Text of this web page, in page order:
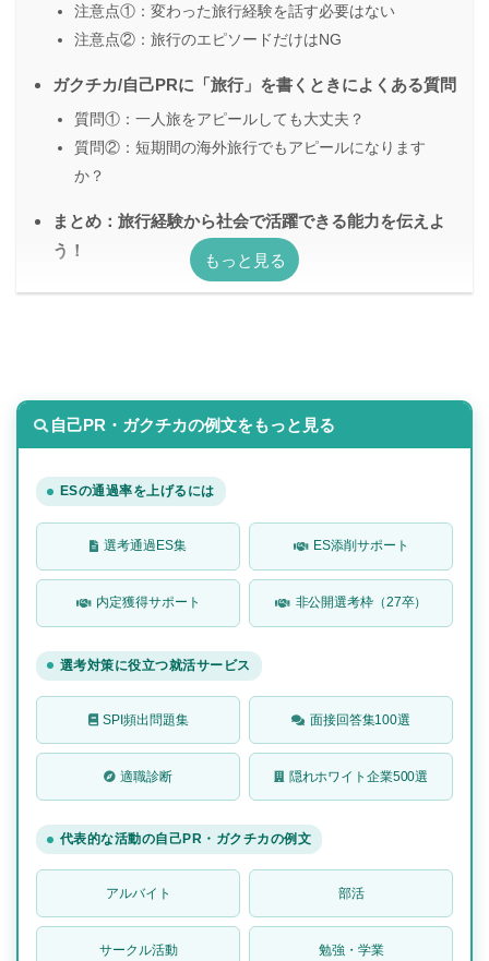
注意点①：変わった旅行経験を話す必要はない
注意点②：旅行のエピソードだけはNG
ガクチカ/自己PRに「旅行」を書くときによくある質問
質問①：一人旅をアピールしても大丈夫？
質問②：短期間の海外旅行でもアピールになります
か？
まとめ：旅行経験から社会で活躍できる能力を伝えよ
う！
自己PR・ガクチカの例文をもっと見る
ESの通過率を上げるには
選考通過ES集 ES添削サポート
内定獲得サポート 非公開選考枠（27卒）
選考対策に役立つ就活サービス
SPI頻出問題集 面接回答集100選
適職診断 隠れホワイト企業500選
代表的な活動の自己PR・ガクチカの例文
アルバイト 部活
サークル活動 勉強・学業